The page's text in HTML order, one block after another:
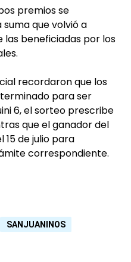
premios se
que volvió a
beneficiadas por los
recordaron que los
para ser
6, el sorteo prescribe
que el ganador del
de julio para
correspondiente.
SANJUANINOS